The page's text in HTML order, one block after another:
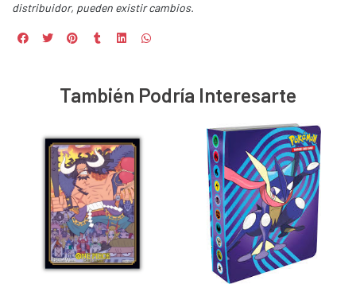
distribuidor, pueden existir cambios.
También Podría Interesarte